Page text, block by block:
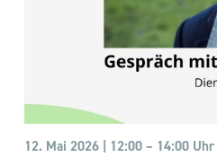
12. Mai 2026 | 12:00 – 14:00 Uhr